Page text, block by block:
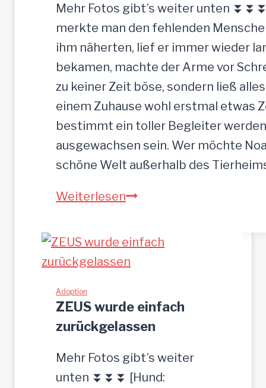
Mehr Fotos gibt’s weiter unten
merkte man den fehlenden
ihm näherten, lief er immer wieder
bekamen, machte der Arme vor
zu keiner Zeit böse, sondern ließ
einem Zuhause wohl erstmal etwas
bestimmt ein toller Begleiter
ausgewachsen sein. Wer möchte
schöne Welt außerhalb des
WeiterlesenNOAH-
Jung-
Adoption
ZEUS wurde einfach
zurückgelassen
Mehr Fotos gibt’s weiter
unten ⏬⏬⏬ [Hund: